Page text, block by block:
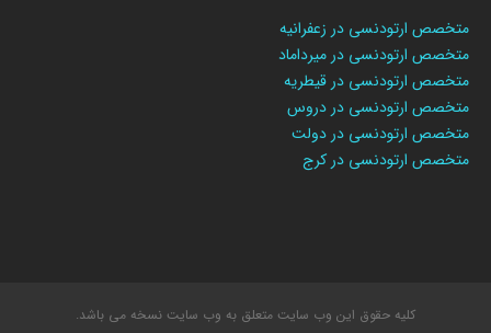
متخصص ارتودنسی در زعفرانیه
متخصص ارتودنسی در میرداماد
متخصص ارتودنسی در قیطریه
متخصص ارتودنسی در دروس
متخصص ارتودنسی در دولت
متخصص ارتودنسی در کرج
کلیه حقوق این وب سایت متعلق به وب سایت نسخه می باشد.